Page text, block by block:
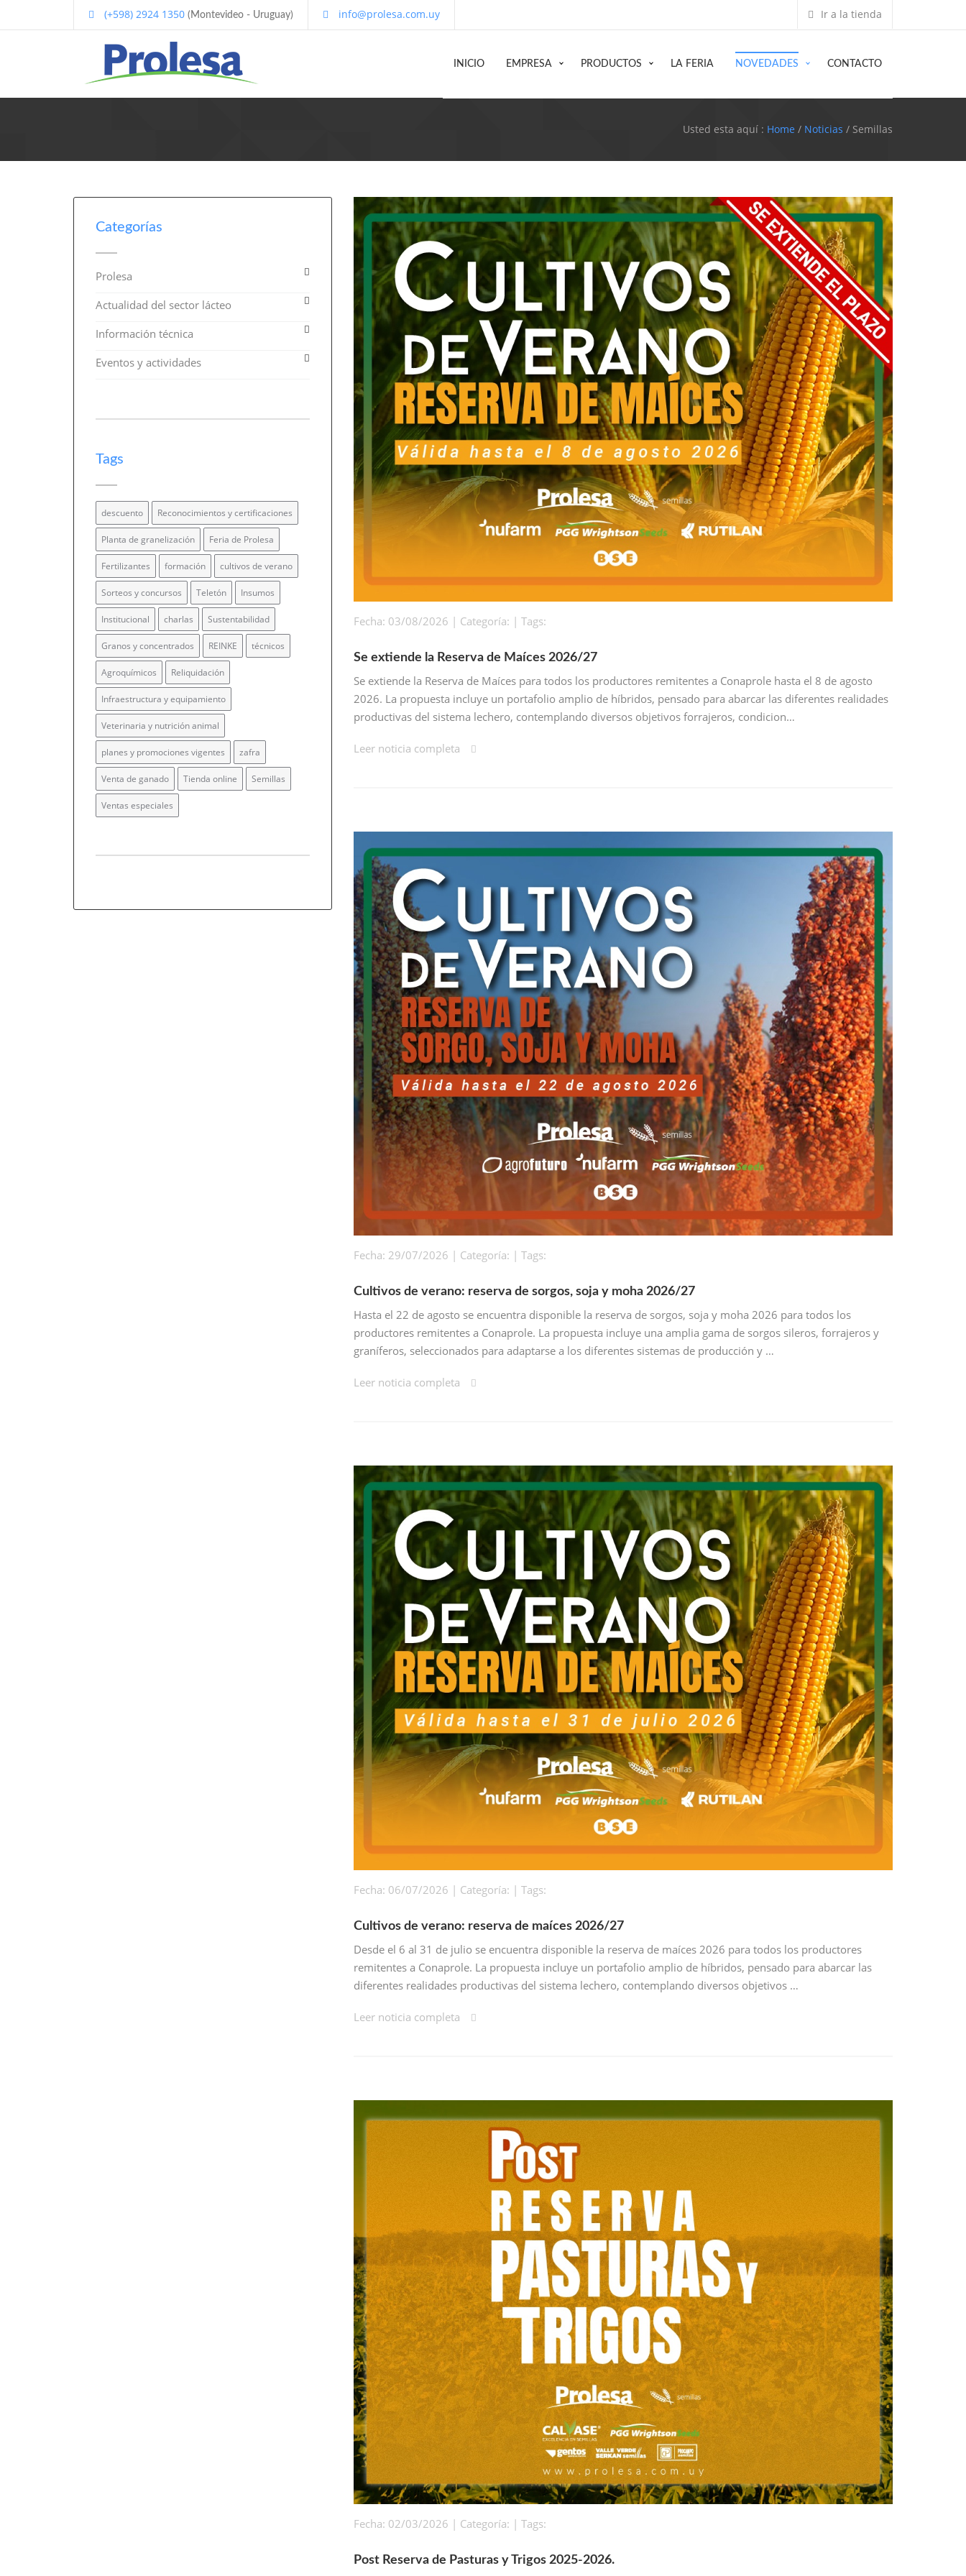
(+598) 2924 1350 (Montevideo - Uruguay) info@prolesa.com.uy Ir a la tienda
INICIO EMPRESA PRODUCTOS LA FERIA NOVEDADES CONTACTO
Usted esta aquí : Home / Noticias / Semillas
Categorías
Prolesa
Actualidad del sector lácteo
Información técnica
Eventos y actividades
Tags
descuento Reconocimientos y certificaciones
Planta de granelización Feria de Prolesa
Fertilizantes formación cultivos de verano
Sorteos y concursos Teletón Insumos
Institucional charlas Sustentabilidad
Granos y concentrados REINKE técnicos
Agroquímicos Reliquidación
Infraestructura y equipamiento
Veterinaria y nutrición animal
planes y promociones vigentes zafra
Venta de ganado Tienda online Semillas
Ventas especiales
Fecha: 03/08/2026 | Categoría: | Tags:
Se extiende la Reserva de Maíces 2026/27
Se extiende la Reserva de Maíces para todos los productores remitentes a Conaprole hasta el 8 de agosto
2026. La propuesta incluye un portafolio amplio de híbridos, pensado para abarcar las diferentes realidades
productivas del sistema lechero, contemplando diversos objetivos forrajeros, condicion…
Leer noticia completa
Fecha: 29/07/2026 | Categoría: | Tags:
Cultivos de verano: reserva de sorgos, soja y moha 2026/27
Hasta el 22 de agosto se encuentra disponible la reserva de sorgos, soja y moha 2026 para todos los
productores remitentes a Conaprole. La propuesta incluye una amplia gama de sorgos sileros, forrajeros y
graníferos, seleccionados para adaptarse a los diferentes sistemas de producción y …
Leer noticia completa
Fecha: 06/07/2026 | Categoría: | Tags:
Cultivos de verano: reserva de maíces 2026/27
Desde el 6 al 31 de julio se encuentra disponible la reserva de maíces 2026 para todos los productores
remitentes a Conaprole. La propuesta incluye un portafolio amplio de híbridos, pensado para abarcar las
diferentes realidades productivas del sistema lechero, contemplando diversos objetivos …
Leer noticia completa
Fecha: 02/03/2026 | Categoría: | Tags:
Post Reserva de Pasturas y Trigos 2025-2026.